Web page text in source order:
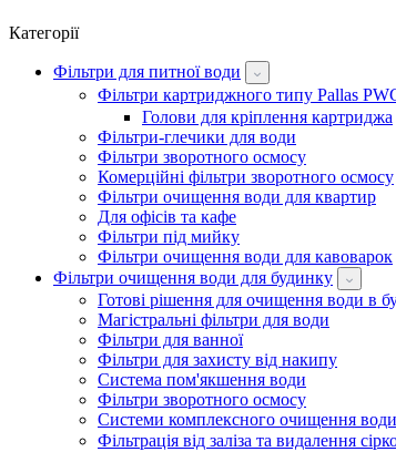
Категорії
Фільтри для питної води
Фільтри картриджного типу Pallas
Голови для кріплення картриджа
Фільтри-глечики для води
Фільтри зворотного осмосу
Комерційні фільтри зворотного осмосу
Фільтри очищення води для квартир
Для офісів та кафе
Фільтри під мийку
Фільтри очищення води для кавоварок
Фільтри очищення води для будинку
Готові рішення для очищення води в
Магістральні фільтри для води
Фільтри для ванної
Фільтри для захисту від накипу
Система пом'якшення води
Фільтри зворотного осмосу
Системи комплексного очищення води
Фільтрація від заліза та видалення